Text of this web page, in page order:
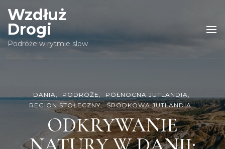
Wzdłuż
Drogi
Podróże w rytmie slow
DANIA PODRÓŻE
PÓŁNOCNA JUTLANDIA
REGION STOŁECZNY
ŚRODKOWA JUTLANDIA
ODKRYWANIE